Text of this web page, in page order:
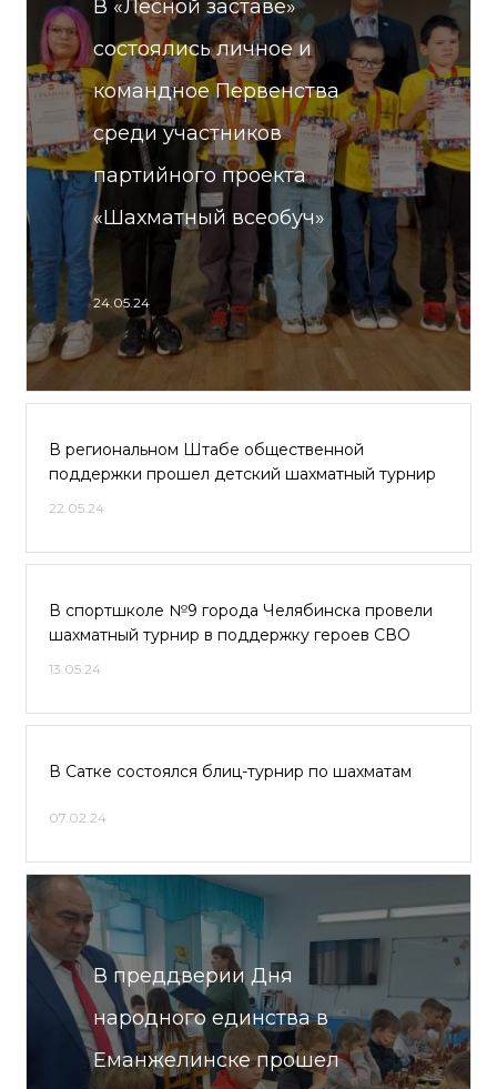
В «Лесной заставе»
состоялись личное и
командное Первенства
среди участников
партийного проекта
«Шахматный всеобуч»
24.05.24
В региональном Штабе общественной
поддержки прошел детский шахматный турнир
22.05.24
В спортшколе №9 города Челябинска провели
шахматный турнир в поддержку героев СВО
13.05.24
В Сатке состоялся блиц-турнир по шахматам
07.02.24
В преддверии Дня
народного единства в
Еманжелинске прошел